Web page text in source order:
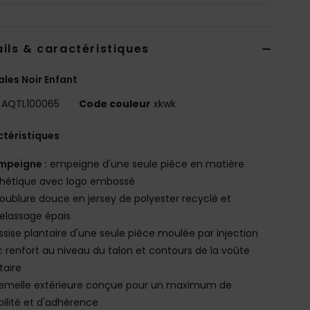
& caractéristiques
Noir Enfant
AQTL100065 Code couleur xkwk
: empeigne d'une seule pièce en matière
avec logo embossé
douce en jersey de polyester recyclé et
épais
plantaire d'une seule pièce moulée par injection
renfort au niveau du talon et contours de la voûte
extérieure conçue pour un maximum de
et d'adhérence